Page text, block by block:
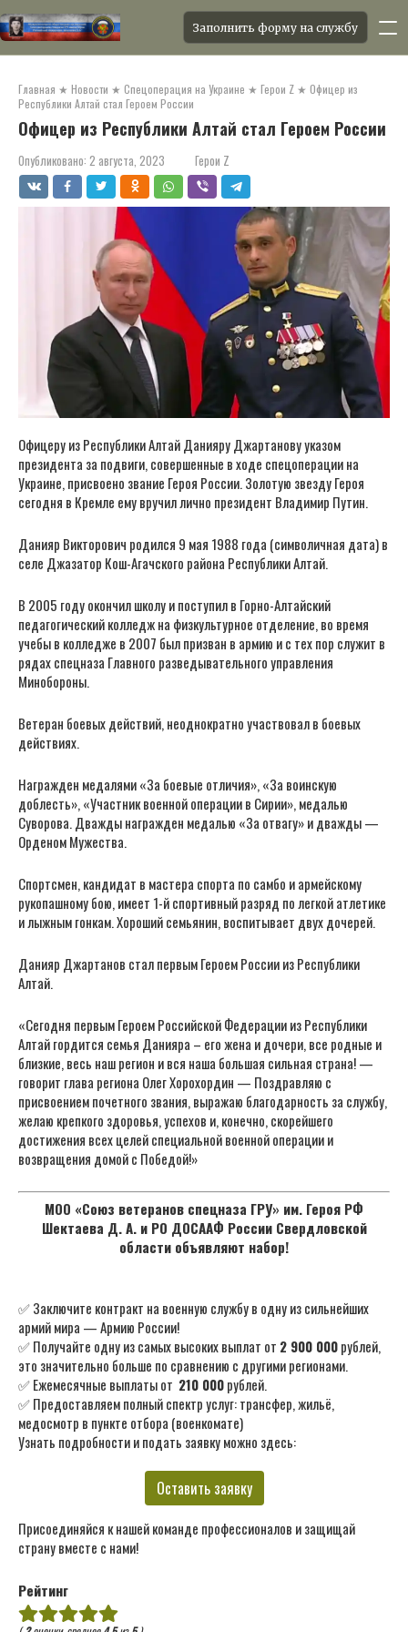
контенту
Заполнить форму на службу
Главная ★ Новости ★ Спецоперация на Украине ★ Герои Z ★ Офицер из
Республики Алтай стал Героем России
Офицер из Республики Алтай стал Героем России
Опубликовано: 2 августа, 2023 Герои Z
Офицеру из Республики Алтай Данияру Джартанову указом
президента за подвиги, совершенные в ходе спецоперации на
Украине, присвоено звание Героя России. Золотую звезду Героя
сегодня в Кремле ему вручил лично президент Владимир Путин.
Данияр Викторович родился 9 мая 1988 года (символичная дата) в
селе Джазатор Кош-Агачского района Республики Алтай.
В 2005 году окончил школу и поступил в Горно-Алтайский
педагогический колледж на физкультурное отделение, во время
учебы в колледже в 2007 был призван в армию и с тех пор служит в
рядах спецназа Главного разведывательного управления
Минобороны.
Ветеран боевых действий, неоднократно участвовал в боевых
действиях.
Награжден медалями «За боевые отличия», «За воинскую
доблесть», «Участник военной операции в Сирии», медалью
Суворова. Дважды награжден медалью «За отвагу» и дважды —
Орденом Мужества.
Спортсмен, кандидат в мастера спорта по самбо и армейскому
рукопашному бою, имеет 1-й спортивный разряд по легкой атлетике
и лыжным гонкам. Хороший семьянин, воспитывает двух дочерей.
Данияр Джартанов стал первым Героем России из Республики
Алтай.
«Сегодня первым Героем Российской Федерации из Республики
Алтай гордится семья Данияра – его жена и дочери, все родные и
близкие, весь наш регион и вся наша большая сильная страна! —
говорит глава региона Олег Хорохордин — Поздравляю с
присвоением почетного звания, выражаю благодарность за службу,
желаю крепкого здоровья, успехов и, конечно, скорейшего
достижения всех целей специальной военной операции и
возвращения домой с Победой!»
МОО «Союз ветеранов спецназа ГРУ» им. Героя РФ
Шектаева Д. А. и РО ДОСААФ России Свердловской
области объявляют набор!
✅ Заключите контракт на военную службу в одну из сильнейших
армий мира — Армию России!
✅ Получайте одну из самых высоких выплат от 2 900 000рублей,
это значительно больше по сравнению с другими регионами.
✅ Ежемесячные выплаты от 210 000рублей.
✅ Предоставляем полный спектр услуг: трансфер, жильё,
медосмотр в пункте отбора (военкомате)
Узнать подробности и подать заявку можно здесь:
Оставить заявку
Присоединяйся к нашей команде профессионалов и защищай
страну вместе с нами!
Рейтинг